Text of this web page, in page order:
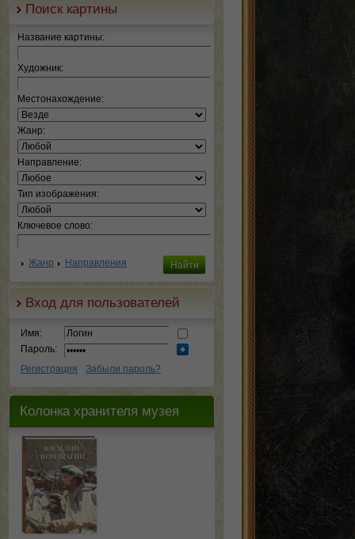
Поиск картины
Название картины:
Художник:
Местонахождение:
Жанр:
Направление:
Тип изображения:
Ключевое слово:
Жанр Направления
Вход для пользователей
Имя:
Пароль:
Регистрация
Забыли пароль?
Колонка хранителя музея